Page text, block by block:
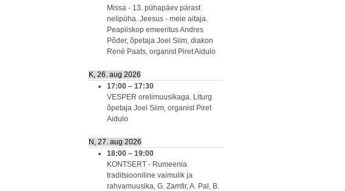
Missa - 13. pühapäev pärast
nelipüha. Jeesus - meie aitaja.
Peapiiskop emeeritus Andres
Põder, õpetaja Joel Siim, diakon
Renè Paats, organist Piret Aidulo
K, 26. aug 2026
17:00 – 17:30
VESPER orelimuusikaga. Liturg
õpetaja Joel Siim, organist Piret
Aidulo
N, 27. aug 2026
18:00 – 19:00
KONTSERT - Rumeenia
traditsiooniline vaimulik ja
rahvamuusika, G. Zamfir, A. Pal, B.